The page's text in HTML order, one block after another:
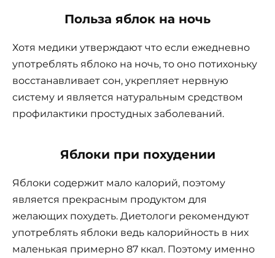
Польза яблок на ночь
Хотя медики утверждают что если ежедневно
употреблять яблоко на ночь, то оно потихоньку
восстанавливает сон, укрепляет нервную
систему и является натуральным средством
профилактики простудных заболеваний.
Яблоки при похудении
Яблоки содержит мало калорий, поэтому
является прекрасным продуктом для
желающих похудеть. Диетологи рекомендуют
употреблять яблоки ведь калорийность в них
маленькая примерно 87 ккал. Поэтому именно